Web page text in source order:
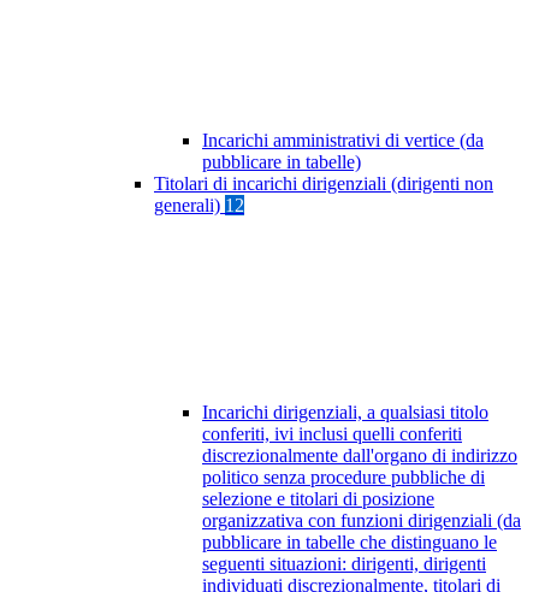
Incarichi amministrativi di vertice (da
pubblicare in tabelle)
Titolari di incarichi dirigenziali (dirigenti non
generali) 12
Incarichi dirigenziali, a qualsiasi titolo
conferiti, ivi inclusi quelli conferiti
discrezionalmente dall'organo di indirizzo
politico senza procedure pubbliche di
selezione e titolari di posizione
organizzativa con funzioni dirigenziali (da
pubblicare in tabelle che distinguano le
seguenti situazioni: dirigenti, dirigenti
individuati discrezionalmente, titolari di